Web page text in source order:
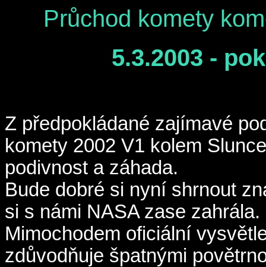
Průchod komety
5.3.2003 -
Z předpokládané zajímavé
komety 2002 V1 kolem
podivnost a záhada.
Bude dobré si nyní shrnout
si s námi NASA zase zahrála.
Mimochodem oficiální
zdůvodňuje špatnými